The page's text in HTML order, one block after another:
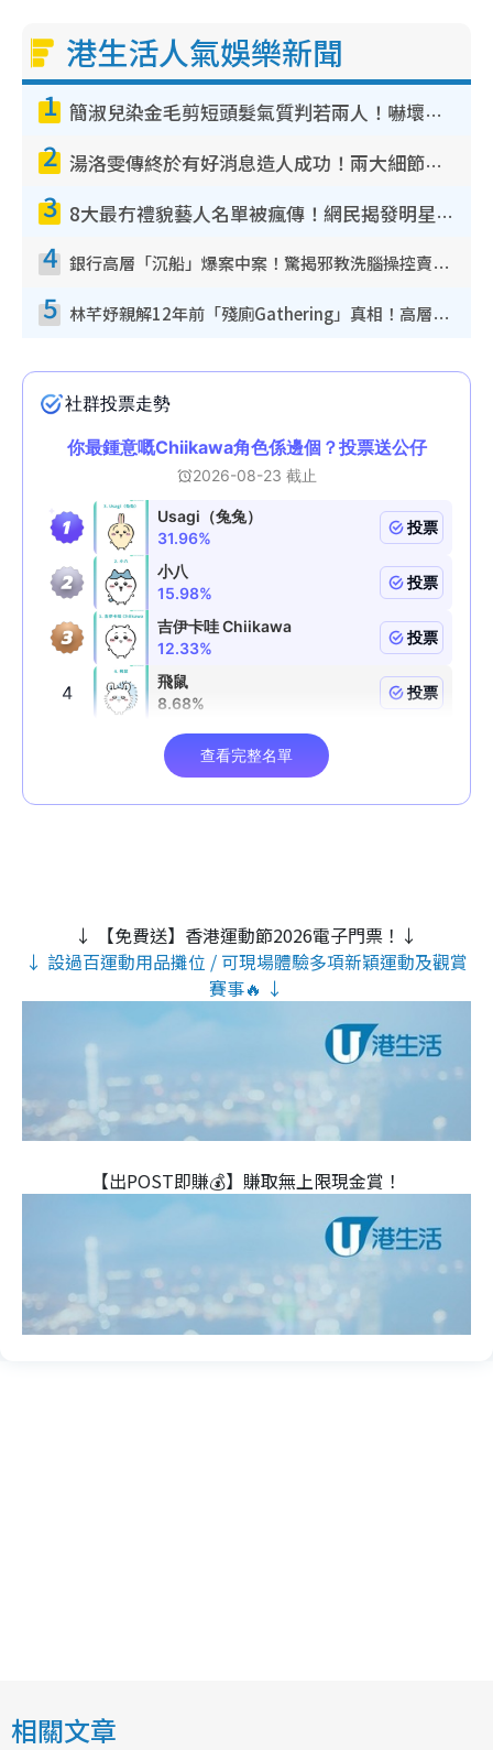
港生活人氣娛樂新聞
1 簡淑兒染金毛剪短頭髮氣質判若兩人！嚇壞老公麥大力都認唔出：「你做咩事？」
2 湯洛雯傳終於有好消息造人成功！兩大細節曝孕味極濃惹猜測：大肚婆先會咁！
3 8大最冇禮貌藝人名單被瘋傳！網民揭發明星真面目 一致數臭呢位係無品天花板？
4 銀行高層「沉船」爆案中案！驚揭邪教洗腦操控賣淫被吞600萬 幕後黑手講多錯多
5 林芊妤親解12年前「殘廁Gathering」真相！高層解約一句話重創尊嚴至今拒返TVB
↓ 【免費送】香港運動節2026電子門票！↓
↓ 設過百運動用品攤位 / 可現場體驗多項新穎運動及觀賞
賽事🔥 ↓
【出POST即賺💰】賺取無上限現金賞！
相關文章